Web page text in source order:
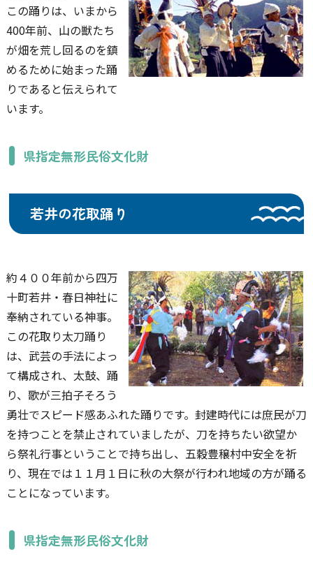
この踊りは、いまから
400年前、山の獣たち
が畑を荒し回るのを鎮
めるために始まった踊
りであると伝えられて
います。
県指定無形民俗文化財
若井の花取踊り
約４００年前から四万
十町若井・春日神社に
奉納されている神事。
この花取り太刀踊り
は、武芸の手法によっ
て構成され、太鼓、踊
り、歌が三拍子そろう
勇壮でスピード感あふれた踊りです。封建時代には庶民が刀
を持つことを禁止されていましたが、刀を持ちたい欲望か
ら祭礼行事ということで持ち出し、五穀豊穣村中安全を祈
り、現在では１１月１日に秋の大祭が行われ地域の方が踊る
ことになっています。
県指定無形民俗文化財